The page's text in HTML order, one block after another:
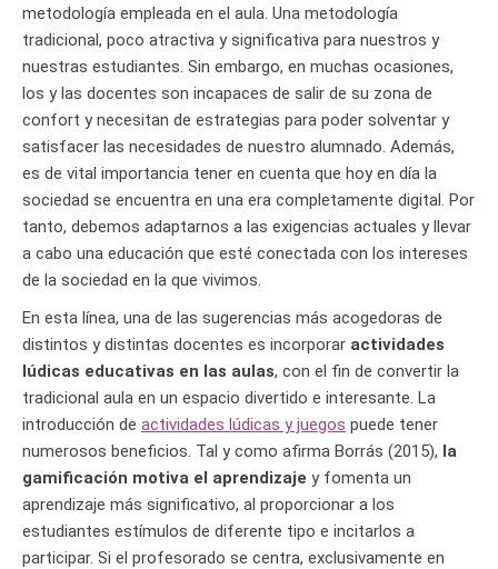
metodología empleada en el aula. Una metodología
tradicional, poco atractiva y significativa para nuestros y
nuestras estudiantes. Sin embargo, en muchas ocasiones,
los y las docentes son incapaces de salir de su zona de
confort y necesitan de estrategias para poder solventar y
satisfacer las necesidades de nuestro alumnado. Además,
es de vital importancia tener en cuenta que hoy en día la
sociedad se encuentra en una era completamente digital. Por
tanto, debemos adaptarnos a las exigencias actuales y llevar
a cabo una educación que esté conectada con los intereses
de la sociedad en la que vivimos.
En esta línea, una de las sugerencias más acogedoras de
distintos y distintas docentes es incorporar actividades
lúdicas educativas en las aulas, con el fin de convertir la
tradicional aula en un espacio divertido e interesante. La
introducción de actividades lúdicas y juegos puede tener
numerosos beneficios. Tal y como afirma Borrás (2015), la
gamificación motiva el aprendizaje y fomenta un
aprendizaje más significativo, al proporcionar a los
estudiantes estímulos de diferente tipo e incitarlos a
participar. Si el profesorado se centra, exclusivamente en